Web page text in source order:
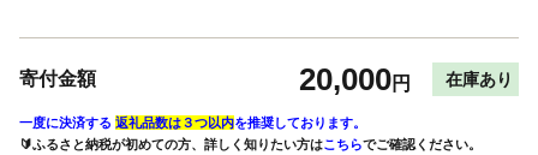
寄付金額 20,000円 在庫あり
一度に決済する 返礼品数は３つ以内を推奨しております。
🔰ふるさと納税が初めての方、詳しく知りたい方はこちらでご確認ください。